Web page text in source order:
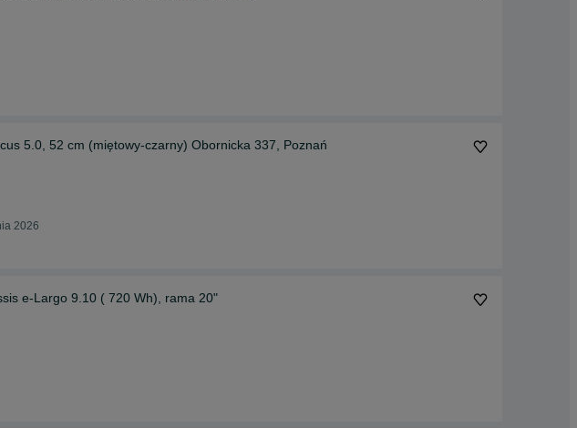
5.0, 52 cm (miętowy-czarny) Obornicka 337, Poznań
2026
e-Largo 9.10 ( 720 Wh), rama 20"